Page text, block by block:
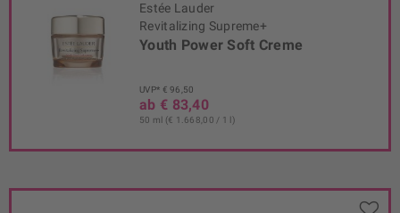
Estée Lauder
Revitalizing Supreme+
Youth Power Soft Creme
UVP* € 96,50
ab € 83,40
50 ml (€ 1.668,00 / 1 l)